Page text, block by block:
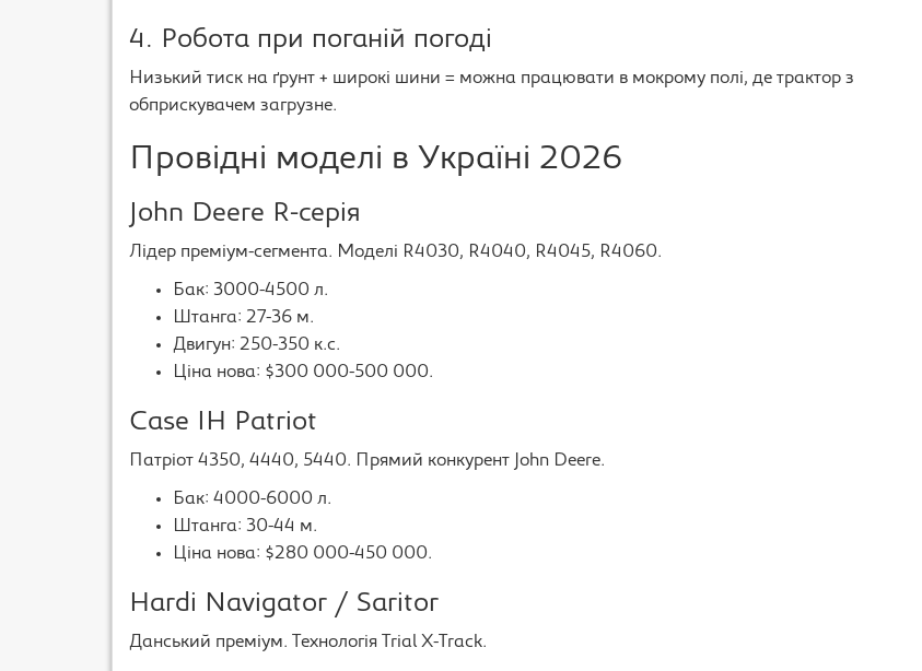
4. Робота при поганій погоді
Низький тиск на ґрунт + широкі шини = можна працювати в мокрому полі, де трактор з
обприскувачем загрузне.
Провідні моделі в Україні 2026
John Deere R-серія
Лідер преміум-сегмента. Моделі R4030, R4040, R4045, R4060.
Бак: 3000-4500 л.
Штанга: 27-36 м.
Двигун: 250-350 к.с.
Ціна нова: $300 000-500 000.
Case IH Patriot
Патріот 4350, 4440, 5440. Прямий конкурент John Deere.
Бак: 4000-6000 л.
Штанга: 30-44 м.
Ціна нова: $280 000-450 000.
Hardi Navigator / Saritor
Данський преміум. Технологія Trial X-Track.